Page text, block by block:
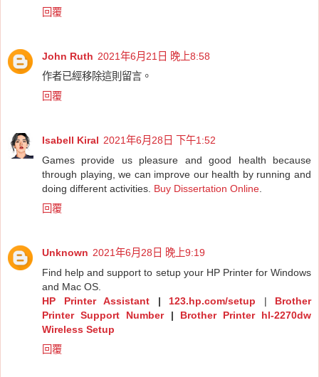
回覆
John Ruth 2021年6月21日 晚上8:58
作者已經移除這則留言。
回覆
Isabell Kiral 2021年6月28日 下午1:52
Games provide us pleasure and good health because
through playing, we can improve our health by running and
doing different activities. Buy Dissertation Online
回覆
Unknown 2021年6月28日 晚上9:19
Find help and support to setup your HP Printer for Windows
and Mac OS.
HP Printer Assistant | 123.hp.com/setup | Brother
Printer Support Number| Brother Printer hl-2270dw
Wireless Setup
回覆